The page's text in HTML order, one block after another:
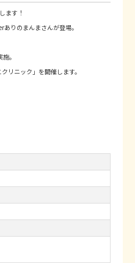
ます！
りのまんまさんが登場。
。
リニック」を開催します。